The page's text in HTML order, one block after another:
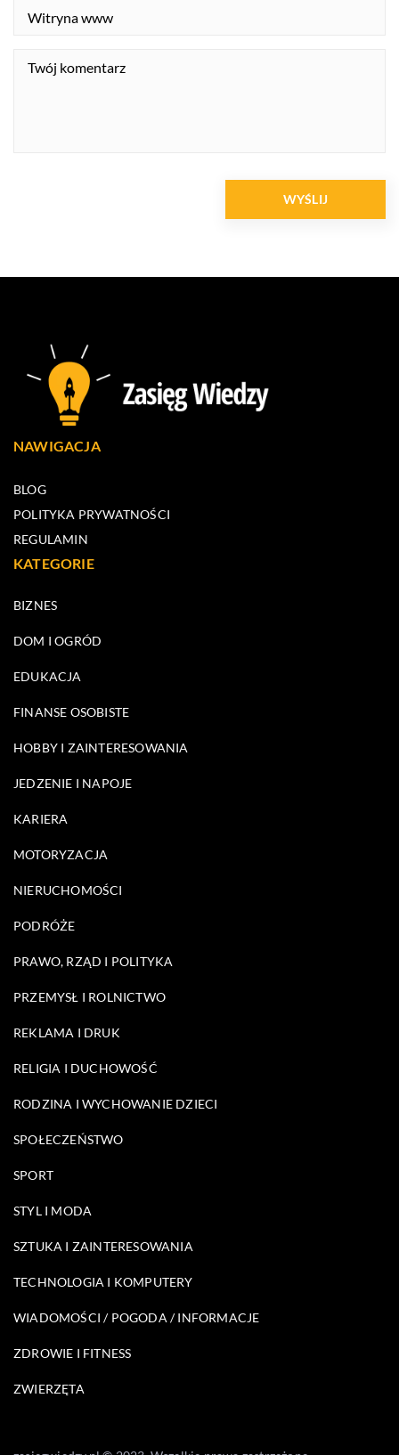
NAWIGACJA
BLOG
POLITYKA PRYWATNOŚCI
REGULAMIN
KATEGORIE
BIZNES
DOM I OGRÓD
EDUKACJA
FINANSE OSOBISTE
HOBBY I ZAINTERESOWANIA
JEDZENIE I NAPOJE
KARIERA
MOTORYZACJA
NIERUCHOMOŚCI
PODRÓŻE
PRAWO, RZĄD I POLITYKA
PRZEMYSŁ I ROLNICTWO
REKLAMA I DRUK
RELIGIA I DUCHOWOŚĆ
RODZINA I WYCHOWANIE DZIECI
SPOŁECZEŃSTWO
SPORT
STYL I MODA
SZTUKA I ZAINTERESOWANIA
TECHNOLOGIA I KOMPUTERY
WIADOMOŚCI / POGODA / INFORMACJE
ZDROWIE I FITNESS
ZWIERZĘTA